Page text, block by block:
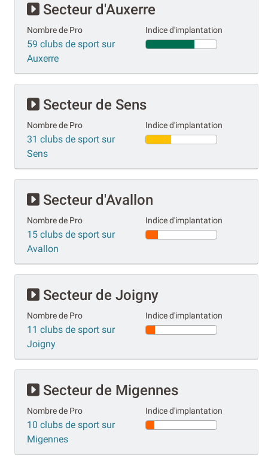
Secteur d'Auxerre
Nombre de Pro
59 clubs de sport sur
Auxerre
Indice d'implantation
Secteur de Sens
Nombre de Pro
31 clubs de sport sur
Sens
Indice d'implantation
Secteur d'Avallon
Nombre de Pro
15 clubs de sport sur
Avallon
Indice d'implantation
Secteur de Joigny
Nombre de Pro
11 clubs de sport sur
Joigny
Indice d'implantation
Secteur de Migennes
Nombre de Pro
10 clubs de sport sur
Migennes
Indice d'implantation